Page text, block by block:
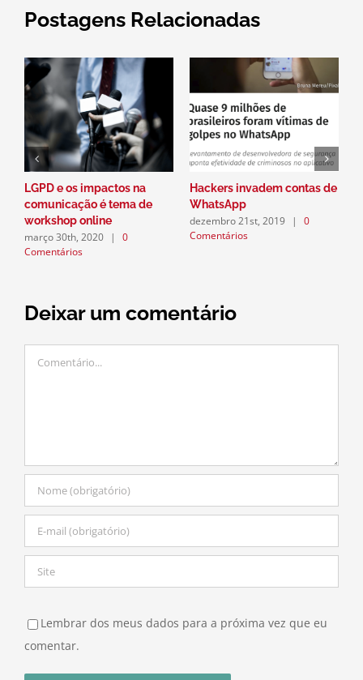
Postagens Relacionadas
LGPD e os impactos na
comunicação é tema de
workshop online
março 30th, 2020 |
0
Comentários
Hackers invadem contas de
WhatsApp
dezembro 21st, 2019 |
0
Comentários
Deixar um comentário
Lembrar dos meus dados para a próxima vez que eu
comentar.